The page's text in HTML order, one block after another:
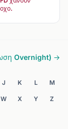
Overnight) →
J K L M
W X Y Z